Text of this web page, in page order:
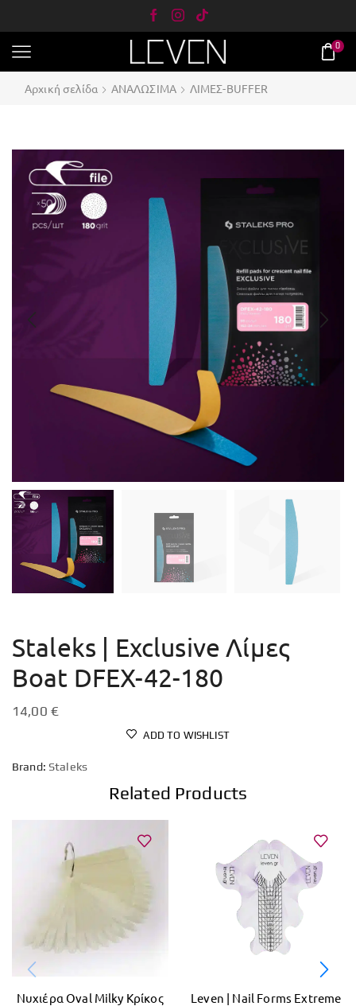
0
Αρχική σελίδα ΑΝΑΛΩΣΙΜΑ ΛΙΜΕΣ-BUFFER
Staleks | Exclusive Λίμες
Boat DFEX-42-180
14,00 €
ADD TO WISHLIST
Brand: Staleks
Related Products
Νυχιέρα Oval Milky Κρίκος
Leven | Nail Forms Extreme